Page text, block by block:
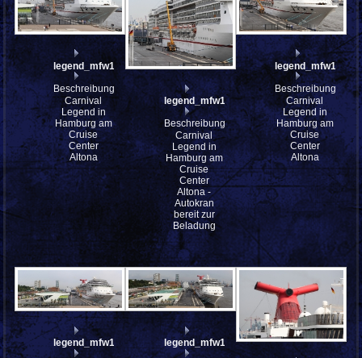
legend_mfw13__030174_st
Beschreibung:
Carnival
Legend in
Hamburg am
Cruise
Center
Altona
legend_mfw13__030168_st
Beschreibung:
Carnival
Legend in
Hamburg am
Cruise
Center
Altona -
Autokran
bereit zur
Beladung
Beschreibung:
Carnival
Legend in
Hamburg am
Cruise
Center
Altona
legend_mfw13__030160_stlegend_mfw13__030155_st